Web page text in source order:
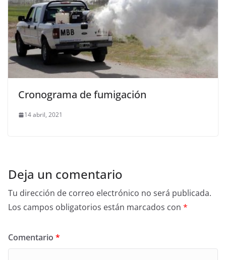
Cronograma de fumigación
14 abril, 2021
Deja un comentario
Tu dirección de correo electrónico no será publicada.
Los campos obligatorios están marcados con *
Comentario *